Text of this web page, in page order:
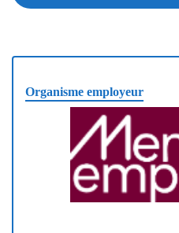
Organisme employeur